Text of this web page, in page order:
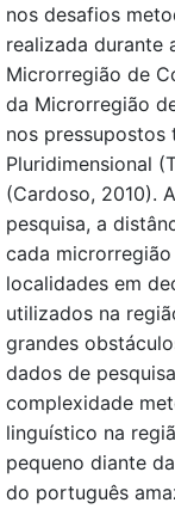
nos desafios
realizada durante
Microrregião de
da Microrregião
nos
Pluridimensional
(Cardoso, 2010).
pesquisa, a
cada
localidades em
utilizados na
grandes
dados de
complexidade
linguístico na
pequeno diante
do português